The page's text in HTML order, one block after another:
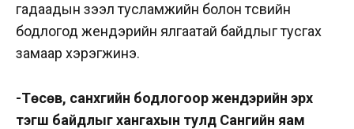
гадаадын зээл тусламжийн болон төсвийн
бодлогод жендэрийн ялгаатай байдлыг тусгах
замаар хэрэгжинэ.
-Төсөв, санхүүгийн бодлогоор жендэрийн эрх
тэгш байдлыг хангахын тулд Сангийн яам